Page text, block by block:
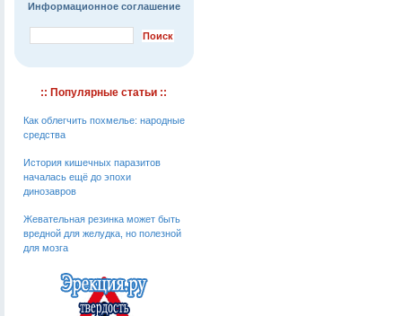
Информационное соглашение
:: Популярные статьи ::
Как облегчить похмелье: народные
средства
История кишечных паразитов
началась ещё до эпохи
динозавров
Жевательная резинка может быть
вредной для желудка, но полезной
для мозга